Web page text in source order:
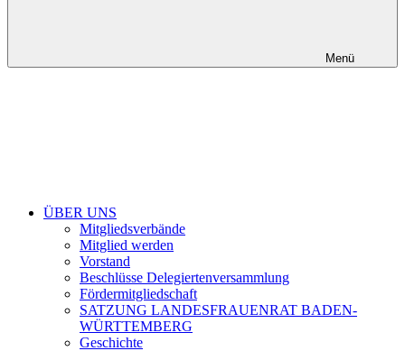
Menü
ÜBER UNS
Mitgliedsverbände
Mitglied werden
Vorstand
Beschlüsse Delegiertenversammlung
Fördermitgliedschaft
SATZUNG LANDESFRAUENRAT BADEN-
WÜRTTEMBERG
Geschichte